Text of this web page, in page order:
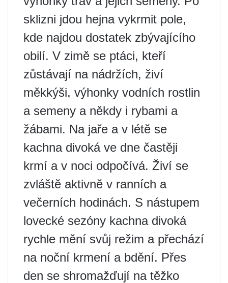
sklizni jdou hejna vykrmit pole,
kde najdou dostatek zbývajícího
obilí. V zimě se ptáci, kteří
zůstávají na nádržích, živí
měkkýši, výhonky vodních rostlin
a semeny a někdy i rybami a
žábami. Na jaře a v létě se
kachna divoká ve dne častěji
krmí a v noci odpočívá. Živí se
zvláště aktivně v ranních a
večerních hodinách. S nástupem
lovecké sezóny kachna divoká
rychle mění svůj režim a přechází
na noční krmení a bdění. Přes
den se shromažďují na těžko